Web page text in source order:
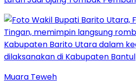
Muara Teweh